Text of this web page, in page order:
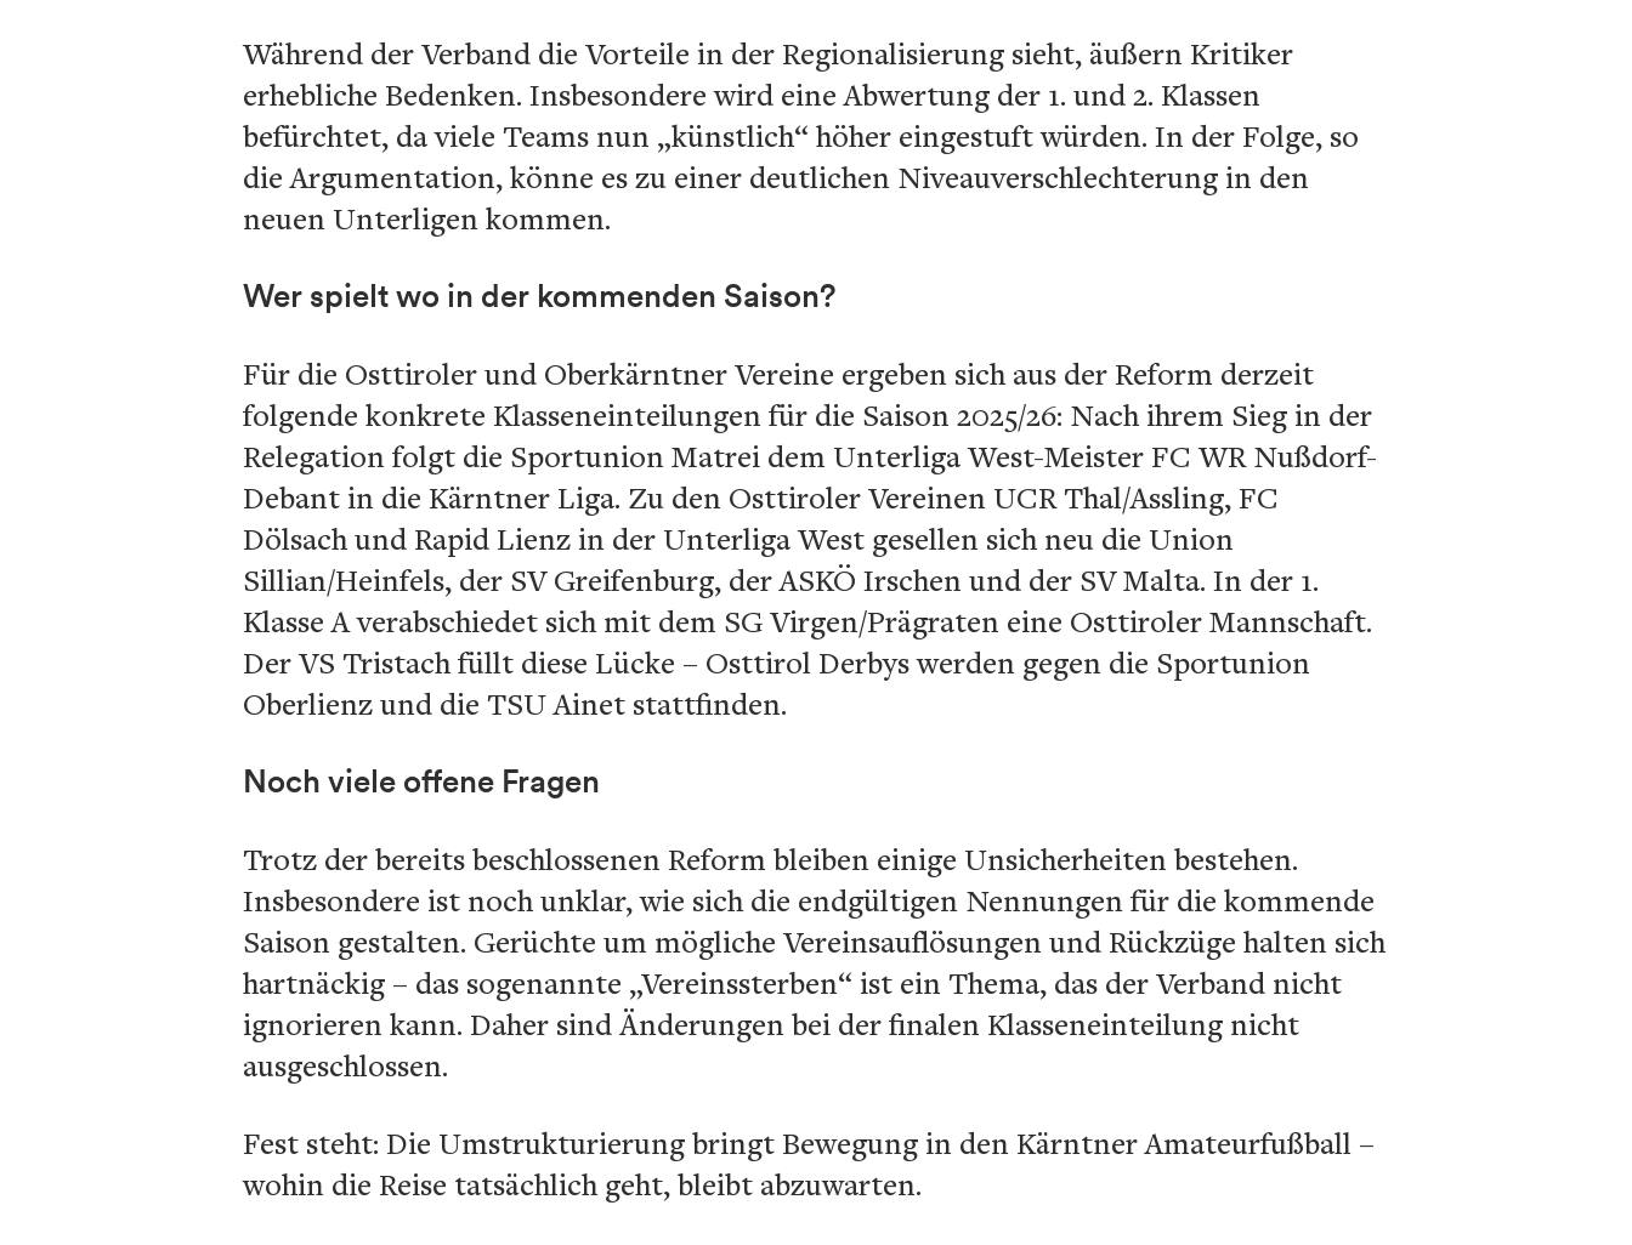
Während der Verband die Vorteile in der Regionalisierung sieht, äußern Kritiker
erhebliche Bedenken. Insbesondere wird eine Abwertung der 1. und 2. Klassen
befürchtet, da viele Teams nun „künstlich“ höher eingestuft würden. In der Folge, so
die Argumentation, könne es zu einer deutlichen Niveauverschlechterung in den
neuen Unterligen kommen.
Wer spielt wo in der kommenden Saison?
Für die Osttiroler und Oberkärntner Vereine ergeben sich aus der Reform derzeit
folgende konkrete Klasseneinteilungen für die Saison 2025/26: Nach ihrem Sieg in der
Relegation folgt die Sportunion Matrei dem Unterliga West-Meister FC WR Nußdorf-
Debant in die Kärntner Liga. Zu den Osttiroler Vereinen UCR Thal/Assling, FC
Dölsach und Rapid Lienz in der Unterliga West gesellen sich neu die Union
Sillian/Heinfels, der SV Greifenburg, der ASKÖ Irschen und der SV Malta. In der 1.
Klasse A verabschiedet sich mit dem SG Virgen/Prägraten eine Osttiroler Mannschaft.
Der VS Tristach füllt diese Lücke – Osttirol Derbys werden gegen die Sportunion
Oberlienz und die TSU Ainet stattfinden.
Noch viele offene Fragen
Trotz der bereits beschlossenen Reform bleiben einige Unsicherheiten bestehen.
Insbesondere ist noch unklar, wie sich die endgültigen Nennungen für die kommende
Saison gestalten. Gerüchte um mögliche Vereinsauflösungen und Rückzüge halten sich
hartnäckig – das sogenannte „Vereinssterben“ ist ein Thema, das der Verband nicht
ignorieren kann. Daher sind Änderungen bei der finalen Klasseneinteilung nicht
ausgeschlossen.
Fest steht: Die Umstrukturierung bringt Bewegung in den Kärntner Amateurfußball –
wohin die Reise tatsächlich geht, bleibt abzuwarten.